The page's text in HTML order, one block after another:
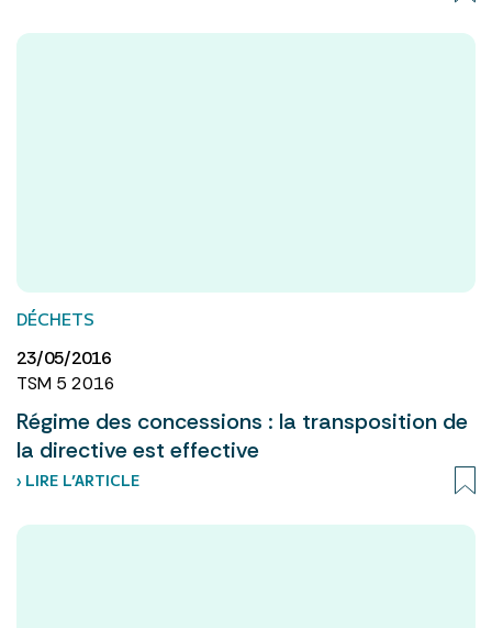
DÉCHETS
23/05/2016
TSM 5 2016
Régime des concessions : la transposition de
la directive est effective
› LIRE L’ARTICLE